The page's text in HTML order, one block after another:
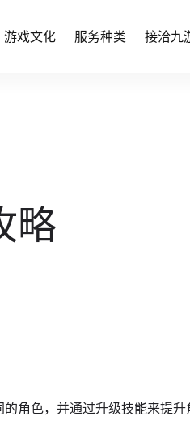
游戏文化 服务种类 接洽九
略
角色，并通过升级技能来提升